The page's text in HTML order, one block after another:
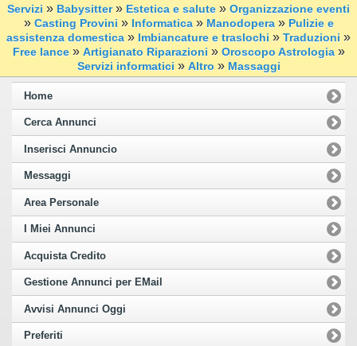
Servizi » Babysitter» Estetica e salute » Organizzazione eventi
» Casting Provini » Informatica» Manodopera» Pulizie e
assistenza domestica » Imbiancature e traslochi » Traduzioni »
Free lance» Artigianato Riparazioni » Oroscopo Astrologia»
Servizi informatici » Altro » Massaggi
Home
Cerca Annunci
Inserisci Annuncio
Messaggi
Area Personale
I Miei Annunci
Acquista Credito
Gestione Annunci per EMail
Avvisi Annunci Oggi
Preferiti